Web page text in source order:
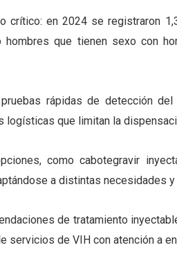
crítico: en 2024 se registraron
que tienen sexo con
rápidas de detección
logísticas que limitan la
como cabotegravir
a distintas necesidades
de tratamiento
servicios de VIH con atención a